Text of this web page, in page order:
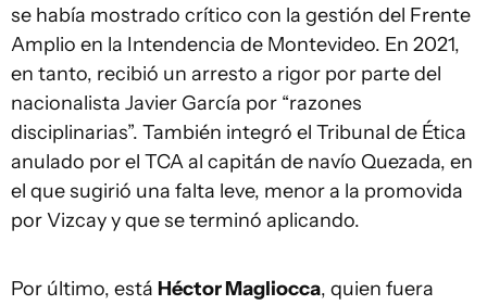
se había mostrado crítico con la gestión del Frente
Amplio en la Intendencia de Montevideo. En 2021,
en tanto, recibió un arresto a rigor por parte del
nacionalista Javier García por “razones
disciplinarias”. También integró el Tribunal de Ética
anulado por el TCA al capitán de navío Quezada, en
el que sugirió una falta leve, menor a la promovida
por Vizcay y que se terminó aplicando.
Por último, está Héctor Magliocca, quien fuera